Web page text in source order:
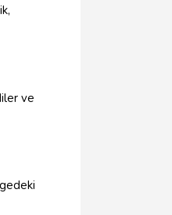
ve